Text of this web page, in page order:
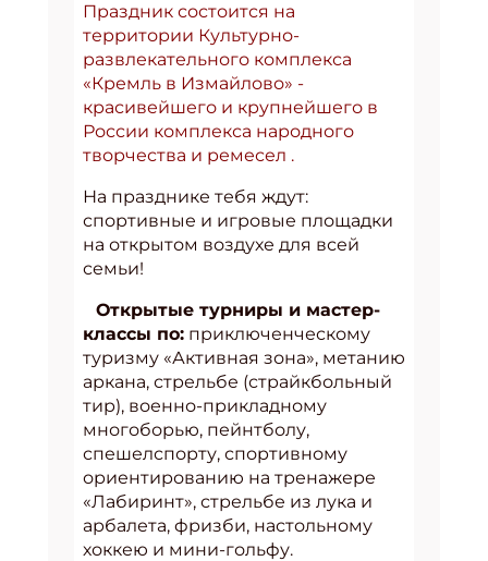
Праздник состоится на
территории Культурно-
развлекательного комплекса
«Кремль в Измайлово» -
красивейшего и крупнейшего в
России комплекса народного
творчества и ремесел .
На празднике тебя ждут:
спортивные и игровые площадки
на открытом воздухе для всей
семьи!
Открытые турниры и мастер-
классы по: приключенческому
туризму «Активная зона», метанию
аркана, стрельбе (страйкбольный
тир), военно-прикладному
многоборью, пейнтболу,
спешелспорту, спортивному
ориентированию на тренажере
«Лабиринт», стрельбе из лука и
арбалета, фризби, настольному
хоккею и мини-гольфу.